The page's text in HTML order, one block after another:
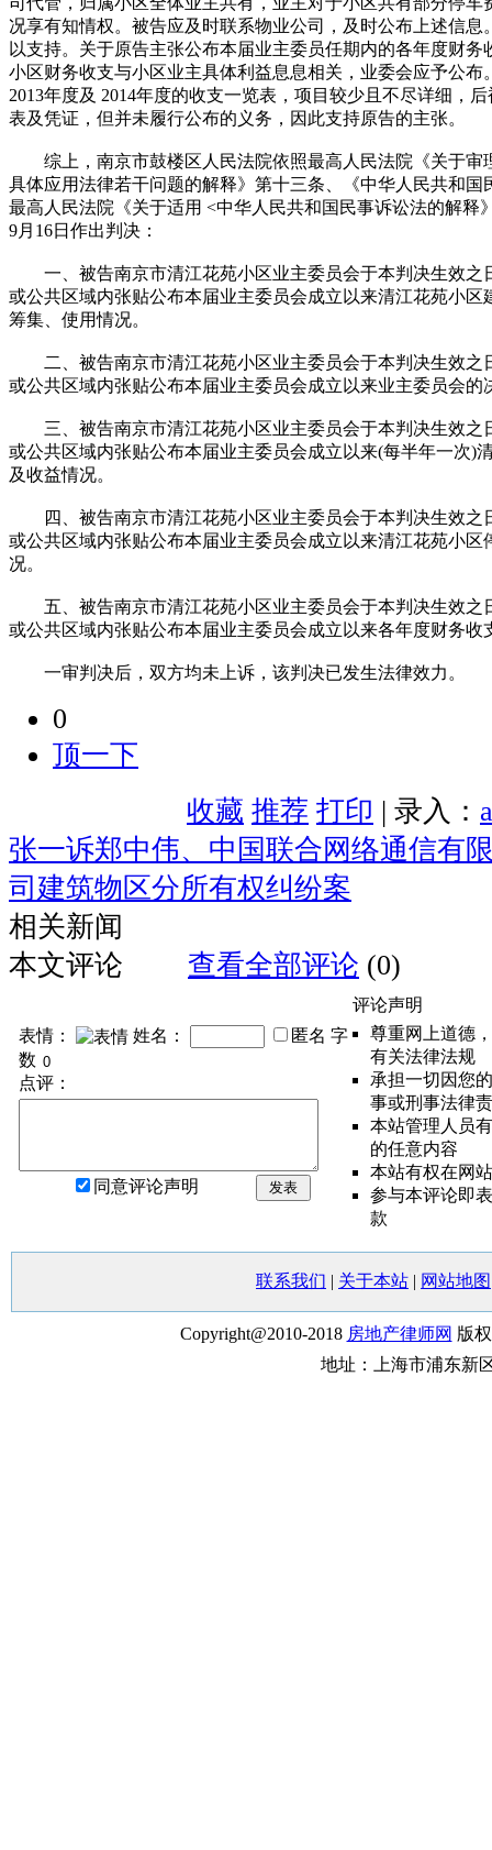
况享有知情权。被告应及时联系物业公司，及时公布上述信息
以支持。关于原告主张公布本届业主委员任期内的各年度财
小区财务收支与小区业主具体利益息息相关，业委会应予公布
2013年度及 2014年度的收支一览表，项目较少且不尽详细，
表及凭证，但并未履行公布的义务，因此支持原告的主张。
综上，南京市鼓楼区人民法院依照最高人民法院《关于审
具体应用法律若干问题的解释》第十三条、《中华人民共和国
最高人民法院《关于适用 <中华人民共和国民事诉讼法的解释
9月16日作出判决：
一、被告南京市清江花苑小区业主委员会于本判决生效之
或公共区域内张贴公布本届业主委员会成立以来清江花苑小区
筹集、使用情况。
二、被告南京市清江花苑小区业主委员会于本判决生效之
或公共区域内张贴公布本届业主委员会成立以来业主委员会的
三、被告南京市清江花苑小区业主委员会于本判决生效之
或公共区域内张贴公布本届业主委员会成立以来(每半年一次)
及收益情况。
四、被告南京市清江花苑小区业主委员会于本判决生效之
或公共区域内张贴公布本届业主委员会成立以来清江花苑小区
况。
五、被告南京市清江花苑小区业主委员会于本判决生效之
或公共区域内张贴公布本届业主委员会成立以来各年度财务收
一审判决后，双方均未上诉，该判决已发生法律效力。
0
顶一下
收藏 推荐 打印 | 录入：
张一诉郑中伟、中国联合网络通信有
司建筑物区分所有权纠纷案
相关新闻
本文评论
查看全部评论 (0)
表情： 姓名： 匿名 字
数
点评：
同意评论声明 发表
评论声明
尊重网上道德
有关法律法规
承担一切因您
事或刑事法律
本站管理人员
的任意内容
本站有权在网
参与本评论即
款
联系我们 | 关于本站 | 网站地图
Copyright@2010-2018 房地产律师网 版
地址：上海市浦东新